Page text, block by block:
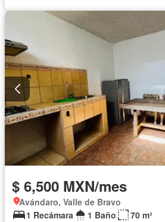
$ 6,500 MXN/mes
Avándaro, Valle de Bravo
1 Recámara
1 Baño
70 m²